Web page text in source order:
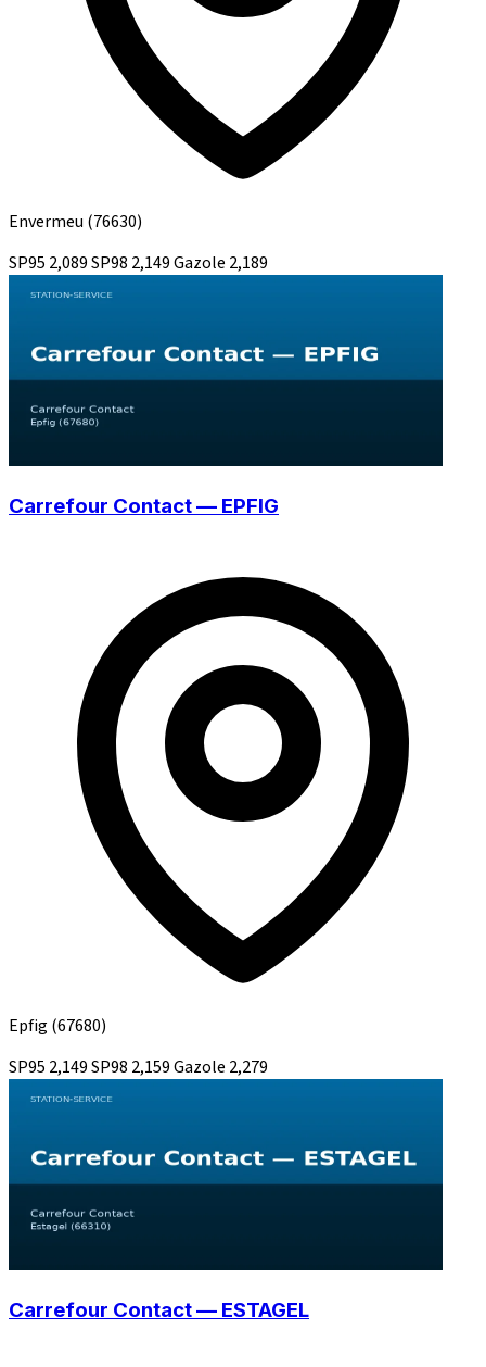
Envermeu (76630)
SP95 2,089SP98 2,149Gazole 2,189
Carrefour Contact — EPFIG
Epfig (67680)
SP95 2,149SP98 2,159Gazole 2,279
Carrefour Contact — ESTAGEL